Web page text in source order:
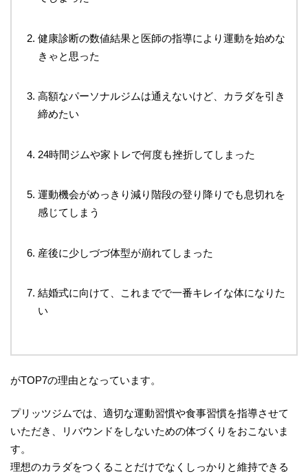
健康診断の数値結果と医師の指導により運動を始めな
きゃと思った
高額なパーソナルジムは通えないけど、カラダを引き
締めたい
24時間ジムや家トレで何度も挫折してしまった
運動機会がめっきり減り階段の登り降りでも息切れを
感じてしまう
産後に少しづづ体型が崩れてしまった
結婚式に向けて、これまでで一番キレイな体になりた
い
がTOP7の理由となっています。
プリッツジムでは、適切な運動習慣や食事習慣を指導させて
いただき、リバウンドをしないための体づくりをおこないま
す。
理想のカラダをつくることだけでなくしっかりと維持できる